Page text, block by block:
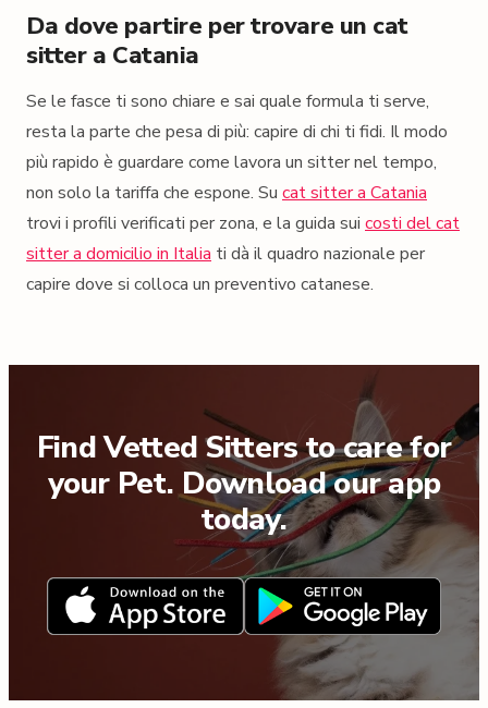
Da dove partire per trovare un cat
sitter a Catania
Se le fasce ti sono chiare e sai quale formula ti serve,
resta la parte che pesa di più: capire di chi ti fidi. Il modo
più rapido è guardare come lavora un sitter nel tempo,
non solo la tariffa che espone. Su cat sitter a Catania
trovi i profili verificati per zona, e la guida sui costi del cat
sitter a domicilio in Italia ti dà il quadro nazionale per
capire dove si colloca un preventivo catanese.
Find Vetted Sitters to care for
your Pet. Download our app
today.